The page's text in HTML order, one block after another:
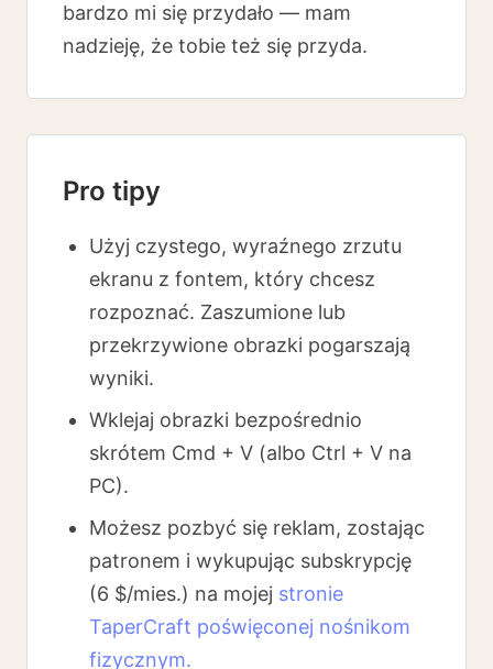
bardzo mi się przydało — mam
nadzieję, że tobie też się przyda.
Pro tipy
Użyj czystego, wyraźnego zrzutu
ekranu z fontem, który chcesz
rozpoznać. Zaszumione lub
przekrzywione obrazki pogarszają
wyniki.
Wklejaj obrazki bezpośrednio
skrótem Cmd + V (albo Ctrl + V na
PC).
Możesz pozbyć się reklam, zostając
patronem i wykupując subskrypcję
(6 $/mies.) na mojej stronie
TaperCraft poświęconej nośnikom
fizycznym.